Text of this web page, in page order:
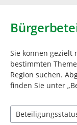
Sie können gezielt
bestimmten
Region suchen.
finden Sie unter